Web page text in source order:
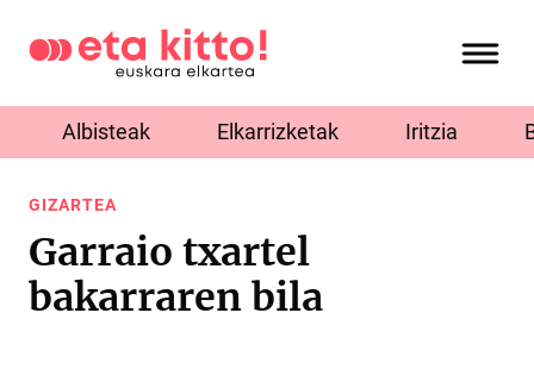
Albisteak Elkarrizketak Iritzia
GIZARTEA
Garraio txartel
bakarraren bila